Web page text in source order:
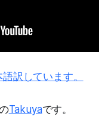
訳しています。
Takuyaです。